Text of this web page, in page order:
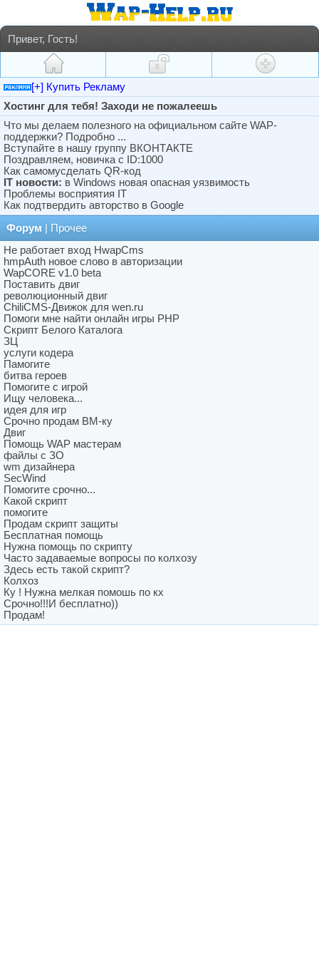
Привет, Гость!
[+] Купить Рекламу
Хостинг для тебя! Заходи не пожалеешь
Что мы делаем полезного на официальном сайте WAP-
поддержки? Подробно ...
Вступайте в нашу группу ВКОНТАКТЕ
Поздравляем, новичка с ID:1000
Как самомусделать QR-код
IT новости: в Windows новая опасная уязвимость
Проблемы восприятия IT
Как подтвердить авторство в Google
Форум | Прочее
Не работает вход HwapCms
hmpAuth новое слово в авторизации
WapCORE v1.0 beta
Поставить двиг
революционный двиг
ChiliCMS-Движок для wen.ru
Помоги мне найти онлайн игры PHP
Скрипт Белого Каталога
ЗЦ
услуги кодера
Памогите
битва героев
Помогите с игрой
Ищу человека...
идея для игр
Срочно продам ВМ-ку
Двиг
Помощь WAP мастерам
файлы с ЗО
wm дизайнера
SecWind
Помогите срочно...
Какой скрипт
помогите
Продам скрипт защиты
Бесплатная помощь
Нужна помощь по скрипту
Часто задаваемые вопросы по колхозу
Здесь есть такой скрипт?
Колхоз
Ку ! Нужна мелкая помошь по кх
Срочно!!!И бесплатно))
Продам!